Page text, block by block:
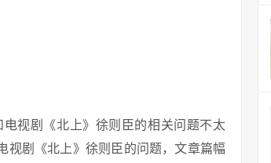
视剧《北上》徐则臣的相关问题不太
视剧《北上》徐则臣的问题，文章篇幅